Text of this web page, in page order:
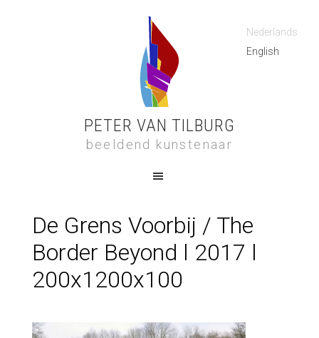
Nederlands
English
PETER VAN TILBURG
beeldend kunstenaar
De Grens Voorbij / The
Border Beyond l 2017 l
200x1200x100